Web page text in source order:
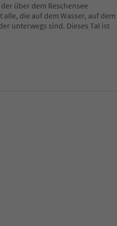
über dem Reschensee
die auf dem Wasser, auf dem
unterwegs sind. Dieses Tal ist